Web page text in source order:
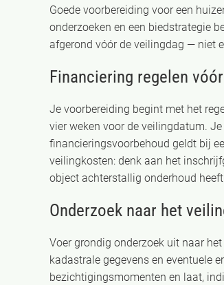
Goede voorbereiding voor een
onderzoeken en een biedstrategie
afgerond vóór de veilingdag — niet
Financiering regelen
Je voorbereiding begint met het
vier weken voor de veilingdatum.
financieringsvoorbehoud geldt bij
veilingkosten: denk aan het
object achterstallig onderhoud
Onderzoek naar het
Voer grondig onderzoek uit naar
kadastrale gegevens en eventuele
bezichtigingsmomenten en laat,